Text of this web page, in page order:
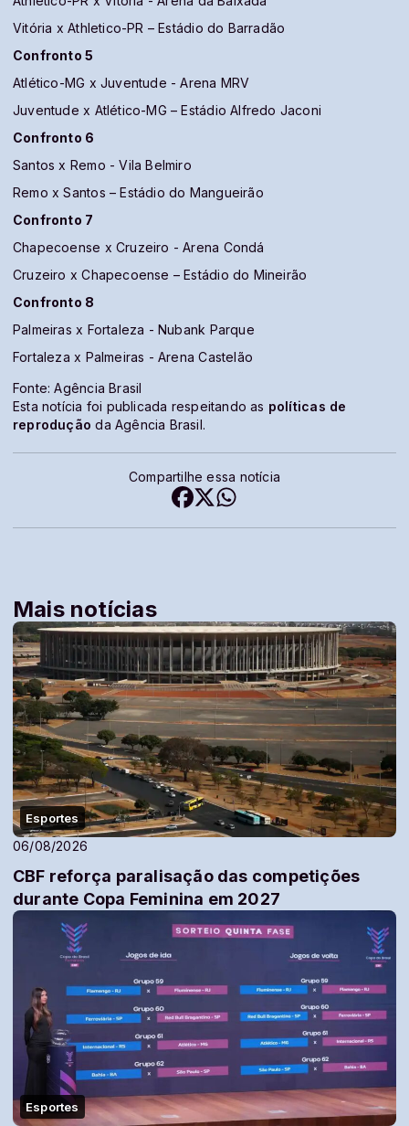
Vitória x Athletico-PR – Estádio do Barradão
Confronto 5
Atlético-MG x Juventude - Arena MRV
Juventude x Atlético-MG – Estádio Alfredo Jaconi
Confronto 6
Santos x Remo - Vila Belmiro
Remo x Santos – Estádio do Mangueirão
Confronto 7
Chapecoense x Cruzeiro - Arena Condá
Cruzeiro x Chapecoense – Estádio do Mineirão
Confronto 8
Palmeiras x Fortaleza - Nubank Parque
Fortaleza x Palmeiras - Arena Castelão
Fonte: Agência Brasil
Esta notícia foi publicada respeitando as políticas de
reprodução da Agência Brasil.
Compartilhe essa notícia
Mais notícias
Esportes
06/08/2026
CBF reforça paralisação das competições
durante Copa Feminina em 2027
Esportes